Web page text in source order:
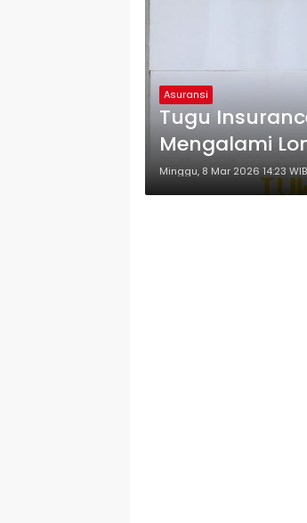
Asuransi
Tugu
Mengalami
Minggu, 8 Mar 2026 14:23 WIB